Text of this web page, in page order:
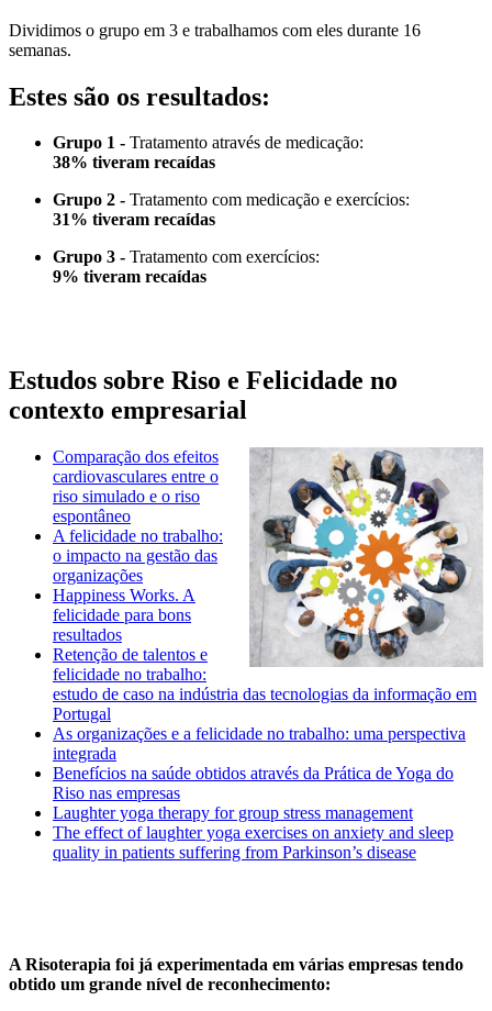
Dividimos o grupo em 3 e trabalhamos com eles durante 16
semanas.
Estes são os resultados:
Grupo 1 - Tratamento através de medicação:
38% tiveram recaídas
Grupo 2 - Tratamento com medicação e exercícios:
31% tiveram recaídas
Grupo 3 - Tratamento com exercícios:
9% tiveram recaídas
Estudos sobre Riso e Felicidade no
contexto empresarial
Comparação dos efeitos
cardiovasculares entre o
riso simulado e o riso
espontâneo
A felicidade no trabalho:
o impacto na gestão das
organizações
Happiness Works. A
felicidade para bons
resultados
Retenção de talentos e
felicidade no trabalho:
estudo de caso na indústria das tecnologias da informação em
Portugal
As organizações e a felicidade no trabalho: uma perspectiva
integrada
Benefícios na saúde obtidos através da Prática de Yoga do
Riso nas empresas
Laughter yoga therapy for group stress management
The effect of laughter yoga exercises on anxiety and sleep
quality in patients suffering from Parkinson’s disease
A Risoterapia foi já experimentada em várias empresas tendo
obtido um grande nível de reconhecimento: